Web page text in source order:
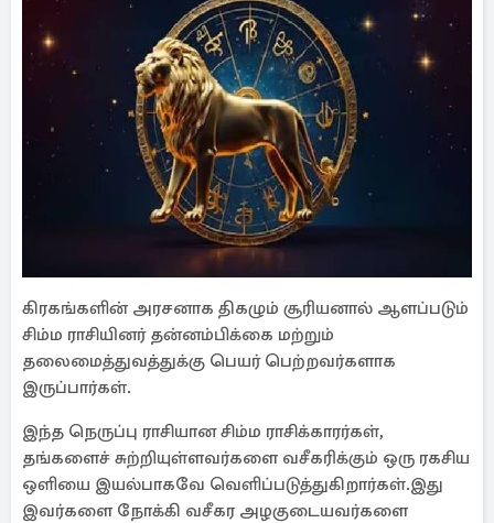
கிரகங்களின் அரசனாக திகழும் சூரியனால் ஆளப்படும்
சிம்ம ராசியினர் தன்னம்பிக்கை மற்றும்
தலைமைத்துவத்துக்கு பெயர் பெற்றவர்களாக
இருப்பார்கள்.
இந்த நெருப்பு ராசியான சிம்ம ராசிக்காரர்கள்,
தங்களைச் சுற்றியுள்ளவர்களை வசீகரிக்கும் ஒரு ரகசிய
ஒளியை இயல்பாகவே வெளிப்படுத்துகிறார்கள்.இது
இவர்களை நோக்கி வசீகர அழகுடையவர்களை